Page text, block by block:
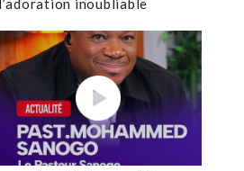
inoubliable